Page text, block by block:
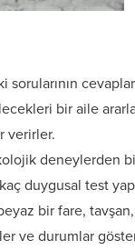
sorularının
bir aile
verirler.
deneylerden
duygusal test
bir fare,
ve durumlar